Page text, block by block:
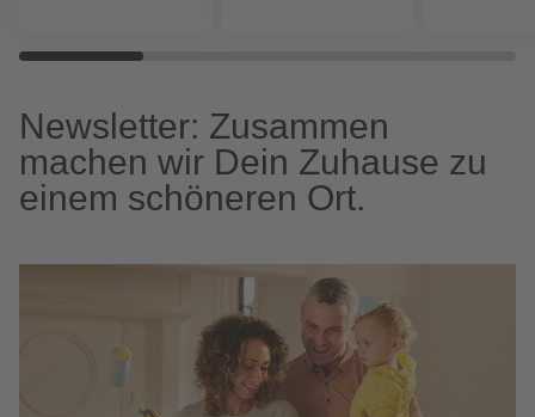
Newsletter: Zusammen
machen wir Dein Zuhause zu
einem schöneren Ort.